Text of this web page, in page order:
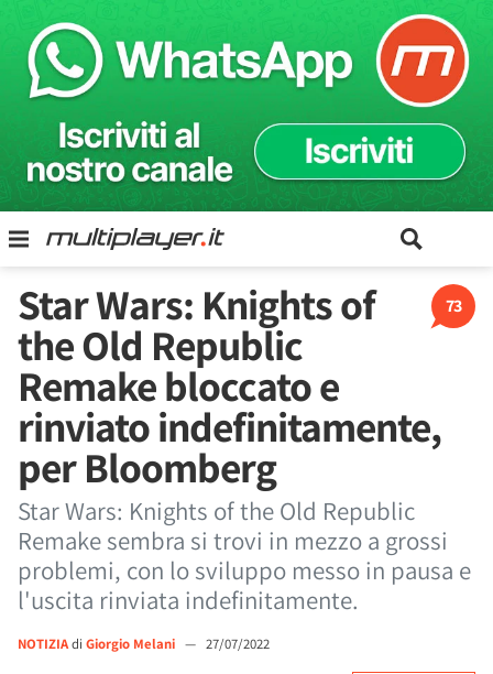
73
Star Wars: Knights of
the Old Republic
Remake bloccato e
rinviato indefinitamente,
per Bloomberg
Star Wars: Knights of the Old Republic
Remake sembra si trovi in mezzo a grossi
problemi, con lo sviluppo messo in pausa e
l'uscita rinviata indefinitamente.
NOTIZIAdi Giorgio Melani — 27/07/2022